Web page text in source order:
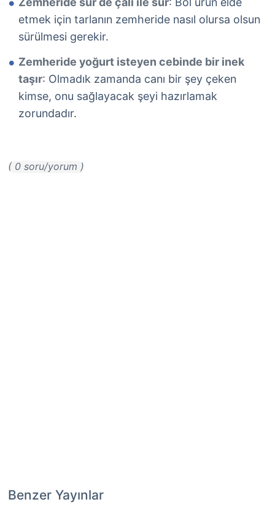
etmek için tarlanın zemheride nasıl olursa olsun
sürülmesi gerekir.
Zemheride yoğurt isteyen cebinde bir inek
taşır: Olmadık zamanda canı bir şey çeken
kimse, onu sağlayacak şeyi hazırlamak
zorundadır.
( 0 soru/yorum )
Benzer Yayınlar